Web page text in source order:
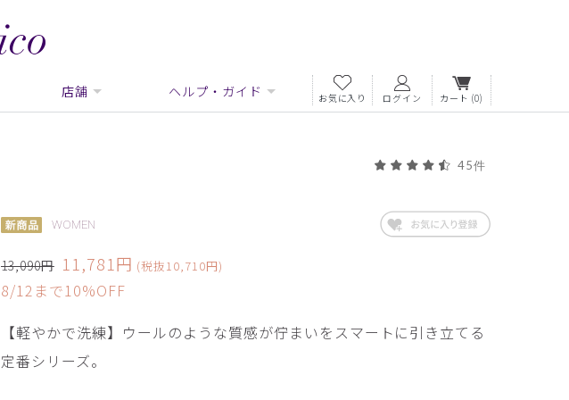
店舗 ヘルプ・ガイド お気に入り ログイン カート (0)
45件
WOMEN
13,090円 11,781円 (税抜10,710円)
8/12まで10%OFF
【軽やかで洗練】ウールのような質感が佇まいをスマートに引き立てる
定番シリーズ。